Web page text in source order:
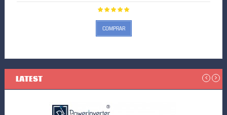
COMPRAR
LATEST